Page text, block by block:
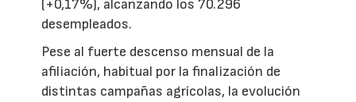
(+0,17%), alcanzando los 70.296
desempleados.
Pese al fuerte descenso mensual de la
afiliación, habitual por la finalización de
distintas campañas agrícolas, la evolución